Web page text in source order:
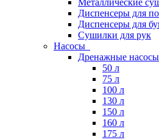
Металлические
Диспенсеры для
Диспенсеры для
Сушилки для рук
Насосы
Дренажные насосы
50 л
75 л
100 л
130 л
150 л
160 л
175 л